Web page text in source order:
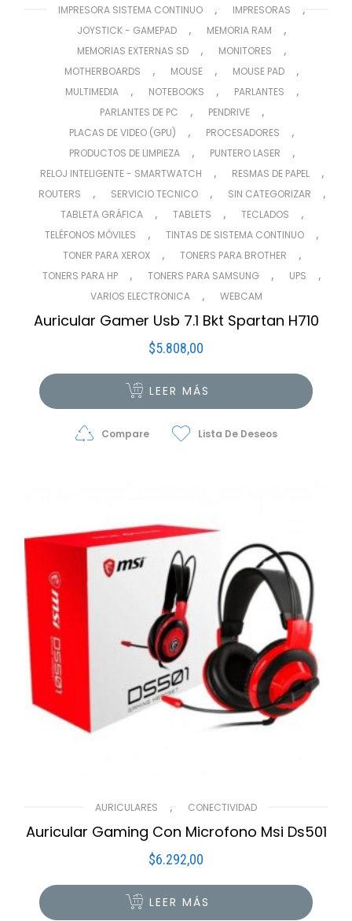
IMPRESORA SISTEMA CONTINUO , IMPRESORAS ,
JOYSTICK - GAMEPAD , MEMORIA RAM ,
MEMORIAS EXTERNAS SD , MONITORES ,
MOTHERBOARDS , MOUSE , MOUSE PAD ,
MULTIMEDIA , NOTEBOOKS , PARLANTES ,
PARLANTES DE PC , PENDRIVE ,
PLACAS DE VIDEO (GPU) , PROCESADORES ,
PRODUCTOS DE LIMPIEZA , PUNTERO LASER ,
RELOJ INTELIGENTE - SMARTWATCH , RESMAS DE PAPEL ,
ROUTERS , SERVICIO TECNICO , SIN CATEGORIZAR ,
TABLETA GRÁFICA , TABLETS , TECLADOS ,
TELÉFONOS MÓVILES , TINTAS DE SISTEMA CONTINUO ,
TONER PARA XEROX , TONERS PARA BROTHER ,
TONERS PARA HP , TONERS PARA SAMSUNG , UPS ,
VARIOS ELECTRONICA , WEBCAM
Auricular Gamer Usb 7.1 Bkt Spartan H710
$5.808,00
LEER MÁS
Compare Lista De Deseos
AURICULARES , CONECTIVIDAD
Auricular Gaming Con Microfono Msi Ds501
$6.292,00
LEER MÁS